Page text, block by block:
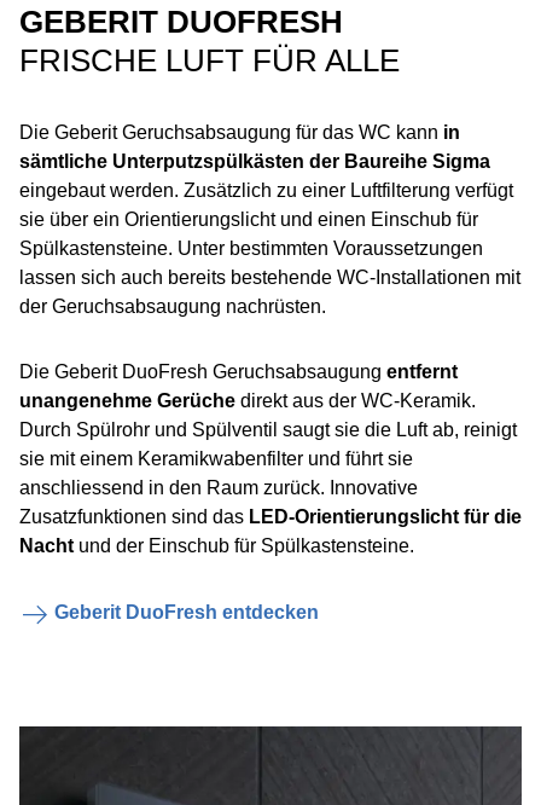
GEBERIT DUOFRESH
FRISCHE LUFT FÜR ALLE
Die Geberit Geruchsabsaugung für das WC kann in
sämtliche Unterputzspülkästen der Baureihe Sigma
eingebaut werden. Zusätzlich zu einer Luftfilterung verfügt
sie über ein Orientierungslicht und einen Einschub für
Spülkastensteine. Unter bestimmten Voraussetzungen
lassen sich auch bereits bestehende WC-Installationen mit
der Geruchsabsaugung nachrüsten.
Die Geberit DuoFresh Geruchsabsaugung entfernt
unangenehme Gerüche direkt aus der WC-Keramik.
Durch Spülrohr und Spülventil saugt sie die Luft ab, reinigt
sie mit einem Keramikwabenfilter und führt sie
anschliessend in den Raum zurück. Innovative
Zusatzfunktionen sind das LED-Orientierungslicht für die
Nacht und der Einschub für Spülkastensteine.
Geberit DuoFresh entdecken